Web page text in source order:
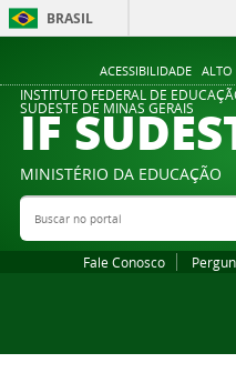
ACESSIBILIDADE ALTO
BRASIL
INSTITUTO FEDERAL DE
SUDESTE DE MINAS GERAIS
IF
MINISTÉRIO DA EDUCAÇÃO
Buscar no portal
Fale Conosco